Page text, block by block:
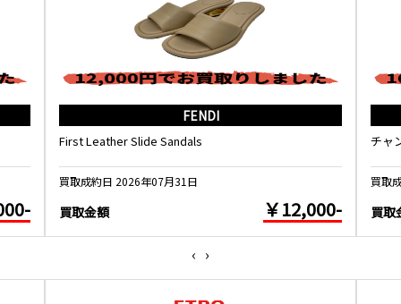
FENDI
First Leather Slide Sandals
買取成約日 2026年07月31日
買取金額 ￥12,000-
チャ
買取
買取
‹ ›